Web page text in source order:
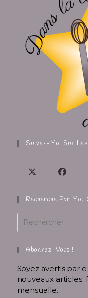
Suivez-Moi Sur Les
Recherche Par Mot
Abonnez-Vous !
Soyez avertis par
nouveaux articles.
mensuelle.